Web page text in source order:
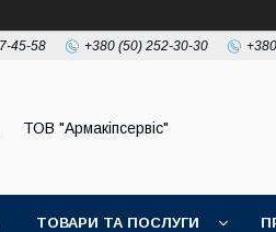
45-58 +380 (50) 252-30-30
ТОВ "Армакіпсервіс"
ТОВАРИ ТА ПОСЛУГИ